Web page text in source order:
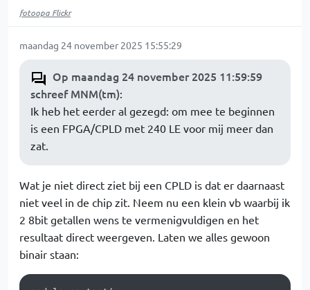
fotoopa Flickr
maandag 24 november 2025 15:55:29
Op maandag 24 november 2025 11:59:59
schreef MNM(tm):
Ik heb het eerder al gezegd: om mee te beginnen
is een FPGA/CPLD met 240 LE voor mij meer dan
zat.
Wat je niet direct ziet bij een CPLD is dat er daarnaast
niet veel in de chip zit. Neem nu een klein vb waarbij ik
2 8bit getallen wens te vermenigvuldigen en het
resultaat direct weergeven. Laten we alles gewoon
binair staan: